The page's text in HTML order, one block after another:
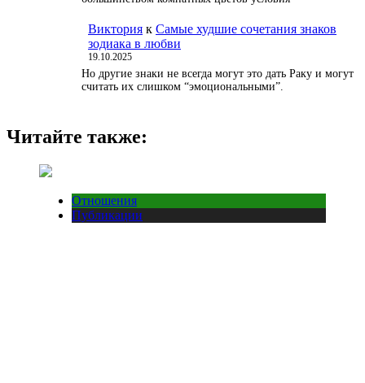
Виктория к Самые худшие сочетания знаков
зодиака в любви
19.10.2025
Но другие знаки не всегда могут это дать Раку и могут
считать их слишком “эмоциональными”.
Читайте также:
Отношения
Публикации